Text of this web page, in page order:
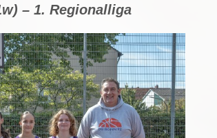
– 1. Regionalliga